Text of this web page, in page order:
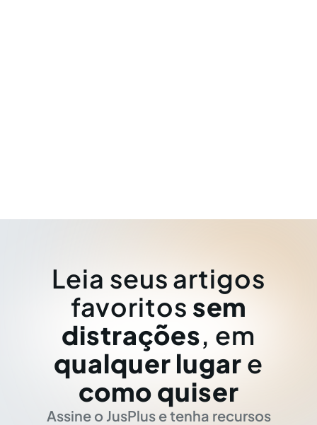
Leia seus artigos
favoritos sem
distrações, em
qualquer lugar e
como quiser
Assine o JusPlus e tenha recursos